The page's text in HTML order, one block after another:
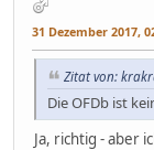
31 Dezember 2017,
Zitat von:
Die OFDb ist
Ja, richtig - aber